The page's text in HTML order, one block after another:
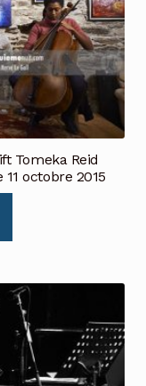
Tomeka Reid
octobre 2015